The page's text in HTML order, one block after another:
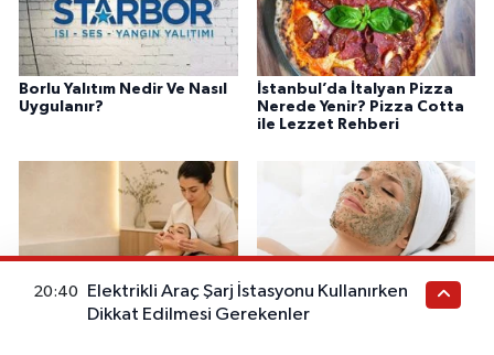
Borlu Yalıtım Nedir Ve Nasıl
Uygulanır?
İstanbul’da İtalyan Pizza
Nerede Yenir? Pizza Cotta
ile Lezzet Rehberi
Başakşehir Güzellik
Merkezleri Arasında Seçim
Başakşehir’de Güzellik
Merkezi Seçerken Nelere
20:40
Elektrikli Araç Şarj İstasyonu Kullanırken
Dikkat Edilmesi Gerekenler